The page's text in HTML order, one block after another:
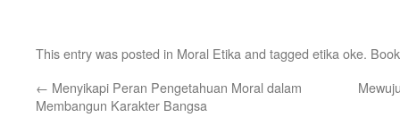
This entry was posted in Moral Etika and tagged etika oke.
← Menyikapi Peran Pengetahuan Moral dalam
Membangun Karakter Bangsa